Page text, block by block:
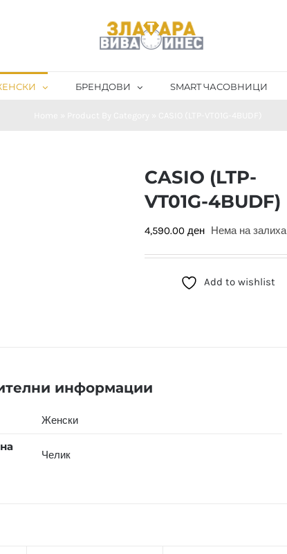
БРЕНДОВИ SMART ЧАСОВНИЦИ
CASIO (LTP-
VT01G-4BUDF)
4,590.00 ден Нема на залиха
Add to wishlist
информации
Женски
Челик